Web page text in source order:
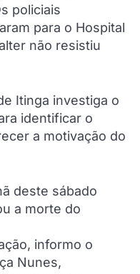
policiais
para o Hospital
não resistiu
Itinga investiga o
identificar o
a motivação do
deste sábado
a morte do
informo o
Nunes,